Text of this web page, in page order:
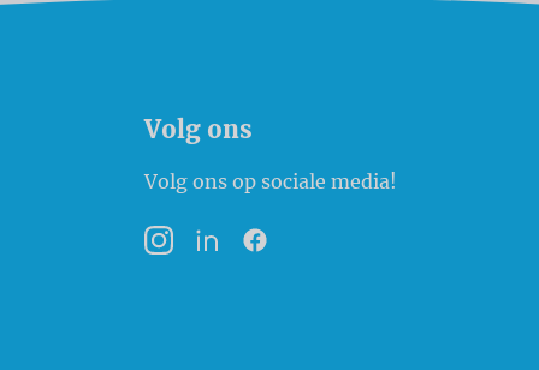
Volg ons
Volg ons op sociale media!
InstagramLinkedInFacebook